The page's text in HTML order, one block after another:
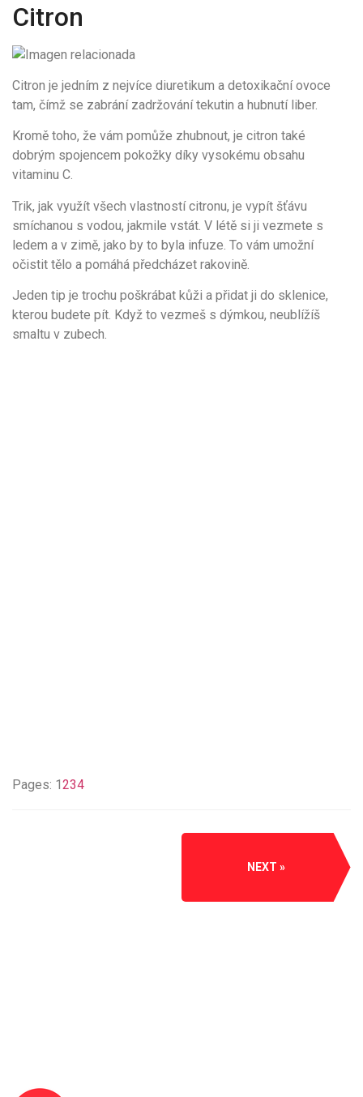
Citron
Citron je jedním z nejvíce diuretikum a detoxikační ovoce
tam, čímž se zabrání zadržování tekutin a hubnutí liber.
Kromě toho, že vám pomůže zhubnout, je citron také
dobrým spojencem pokožky díky vysokému obsahu
vitaminu C.
Trik, jak využít všech vlastností citronu, je vypít šťávu
smíchanou s vodou, jakmile vstát. V létě si ji vezmete s
ledem a v zimě, jako by to byla infuze. To vám umožní
očistit tělo a pomáhá předcházet rakovině.
Jeden tip je trochu poškrábat kůži a přidat ji do sklenice,
kterou budete pít. Když to vezmeš s dýmkou, neublížíš
smaltu v zubech.
Pages: 1234
NEXT